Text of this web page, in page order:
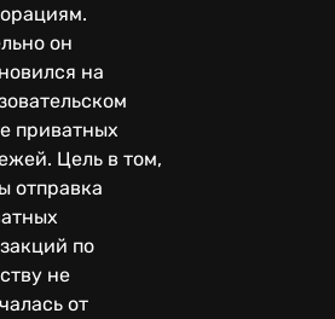
он
на
приватных
Цель в том,
отправка
по
не
от